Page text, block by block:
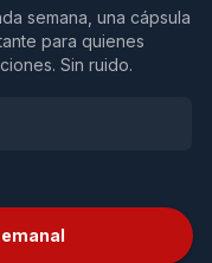
semana, una cápsula
para quienes
Sin ruido.